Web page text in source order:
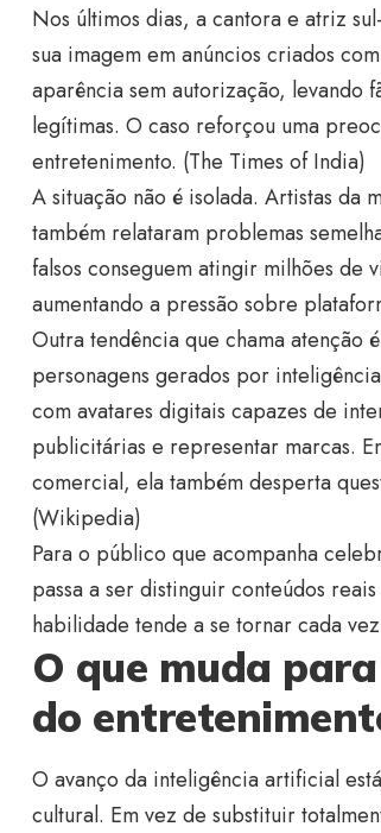
Nos últimos dias, a cantora e atriz
sua imagem em anúncios criados
aparência sem autorização, levando
legítimas. O caso reforçou uma
entretenimento. (The Times of India)
A situação não é isolada. Artistas da
também relataram problemas
falsos conseguem atingir milhões de
aumentando a pressão sobre
Outra tendência que chama atenção
personagens gerados por
com avatares digitais capazes de
publicitárias e representar marcas.
comercial, ela também desperta
(Wikipedia)
Para o público que acompanha
passa a ser distinguir conteúdos
habilidade tende a se tornar cada
O que muda
do
O avanço da inteligência artificial
cultural. Em vez de substituir